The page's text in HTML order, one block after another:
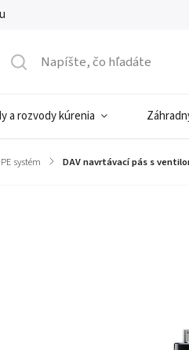
a rozvody kúrenia
systém / DAV navrtávací pás s